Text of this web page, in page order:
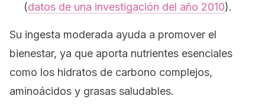
(datos de una investigación del año 2010).
Su ingesta moderada ayuda a promover el
bienestar, ya que aporta nutrientes esenciales
como los hidratos de carbono complejos,
aminoácidos y grasas saludables.